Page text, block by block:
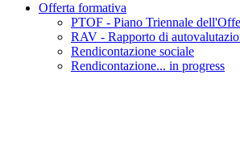
Offerta formativa
PTOF - Piano Triennale
RAV - Rapporto di
Rendicontazione sociale
Rendicontazione... in progress